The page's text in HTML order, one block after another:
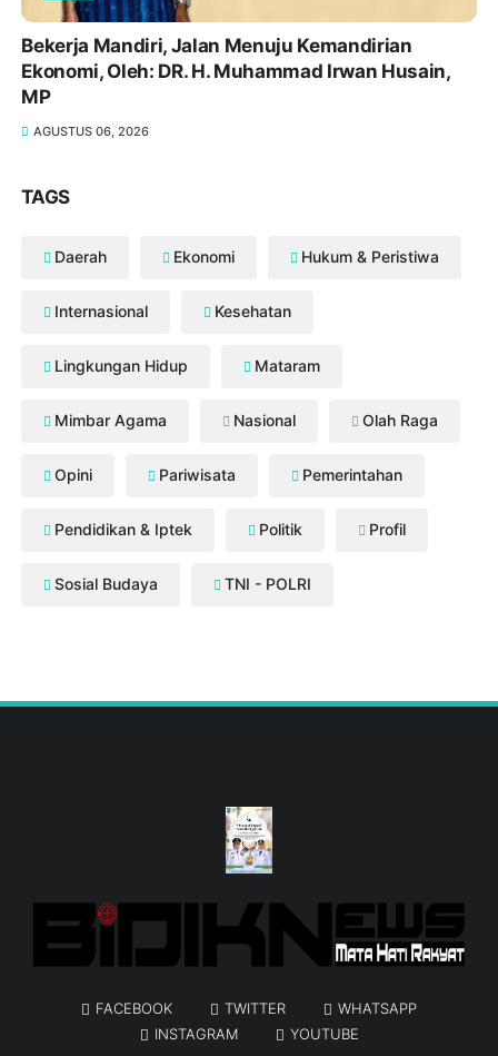
Bekerja Mandiri, Jalan Menuju Kemandirian
Ekonomi, Oleh: DR. H. Muhammad Irwan Husain,
MP
AGUSTUS 06, 2026
TAGS
Daerah Ekonomi Hukum & Peristiwa
Internasional Kesehatan
Lingkungan Hidup Mataram
Mimbar Agama Nasional Olah Raga
Opini Pariwisata Pemerintahan
Pendidikan & Iptek Politik Profil
Sosial Budaya TNI - POLRI
FACEBOOK TWITTER
WHATSAPP
INSTAGRAM
YOUTUBE